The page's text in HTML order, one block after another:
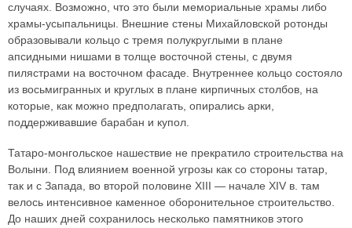
случаях. Возможно, что это были мемориальные храмы либо
храмы-усыпальницы. Внешние стены Михайловской ротонды
образовывали кольцо с тремя полукруглыми в плане
апсидными нишами в толще восточной стены, с двумя
пилястрами на восточном фасаде. Внутреннее кольцо состояло
из восьмигранных и круглых в плане кирпичных столбов, на
которые, как можно предполагать, опирались арки,
поддерживавшие барабан и купол.
Татаро-монгольское нашествие не прекратило строительства на
Волыни. Под влиянием военной угрозы как со стороны татар,
так и с Запада, во второй половине XIII — начале XIV в. там
велось интенсивное каменное оборонительное строительство.
До наших дней сохранилось несколько памятников этого